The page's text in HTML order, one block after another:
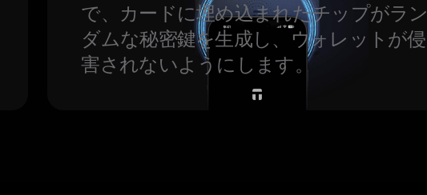
で、カードに埋め込まれたチップがラン
ダムな秘密鍵を生成し、ウォレットが侵
害されないようにします。